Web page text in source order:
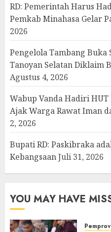
RD: Pemerintah Harus
Pemkab Minahasa Gelar
2026
Pengelola Tambang
Tanoyan Selatan Diklaim
Agustus 4, 2026
Wabup Vanda Hadiri HUT
Ajak Warga Rawat Iman
2, 2026
Bupati RD: Paskibraka
KebangsaanJuli 31, 2026
YOU MAY HAVE